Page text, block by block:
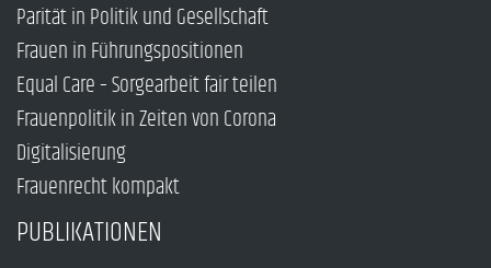
Parität in Politik und Gesellschaft
Frauen in Führungspositionen
Equal Care – Sorgearbeit fair teilen
Frauenpolitik in Zeiten von Corona
Digitalisierung
Frauenrecht kompakt
PUBLIKATIONEN